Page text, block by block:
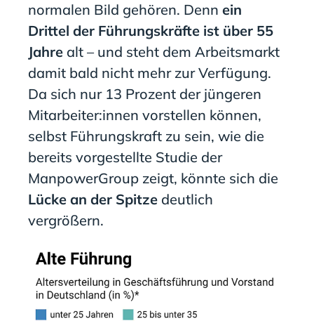
normalen Bild gehören. Denn ein
Drittel der Führungskräfte ist über 55
Jahre alt – und steht dem Arbeitsmarkt
damit bald nicht mehr zur Verfügung.
Da sich nur 13 Prozent der jüngeren
Mitarbeiter:innen vorstellen können,
selbst Führungskraft zu sein, wie die
bereits vorgestellte Studie der
ManpowerGroup zeigt, könnte sich die
Lücke an der Spitze deutlich
vergrößern.